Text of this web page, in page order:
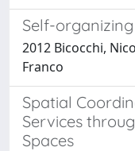
Self-
2012 Bicocchi,
Franco
Spatial
Services
Spaces